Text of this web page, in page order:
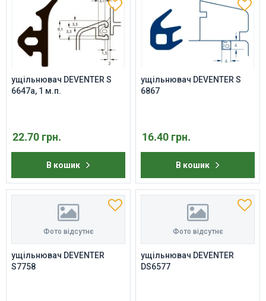
ущільнювач DEVENTER S
6647a, 1 м.п.
22.70 грн.
В кошик
ущільнювач DEVENTER S
6867
16.40 грн.
В кошик
Фото відсутнє
ущільнювач DEVENTER
S7758
Фото відсутнє
ущільнювач DEVENTER
DS6577